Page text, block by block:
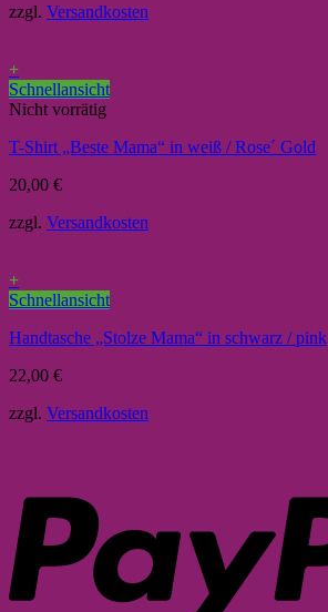
zzgl. Versandkosten
+
Schnellansicht
Nicht vorrätig
T-Shirt „Beste Mama“ in weiß / Rose´ Gold
20,00 €
zzgl. Versandkosten
+
Schnellansicht
Handtasche „Stolze Mama“ in schwarz / pink
22,00 €
zzgl. Versandkosten